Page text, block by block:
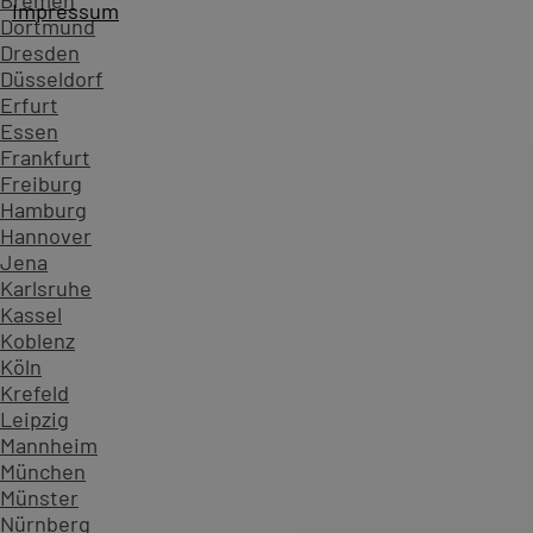
Dortmund
Dresden
Düsseldorf
Erfurt
Essen
Frankfurt
Freiburg
Hamburg
Hannover
Jena
Karlsruhe
Kassel
Koblenz
Köln
Krefeld
Leipzig
Mannheim
München
Münster
Nürnberg
Startseite
Zahlen, die Vertrauen schaffen - überzeugen Sie sich
234.629
Teilnehmende
904
Seminarthemen
97.983
Impressum